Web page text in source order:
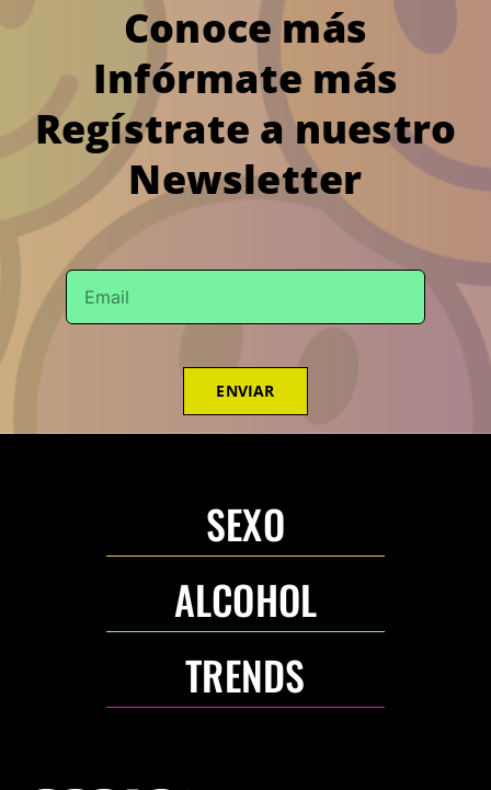
Conoce más
Infórmate más
Regístrate a nuestro
Newsletter
ENVIAR
SEXO
ALCOHOL
TRENDS